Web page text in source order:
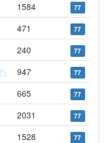
1584 77
471 77
240 77
947 77
665 77
2031 77
1528 77